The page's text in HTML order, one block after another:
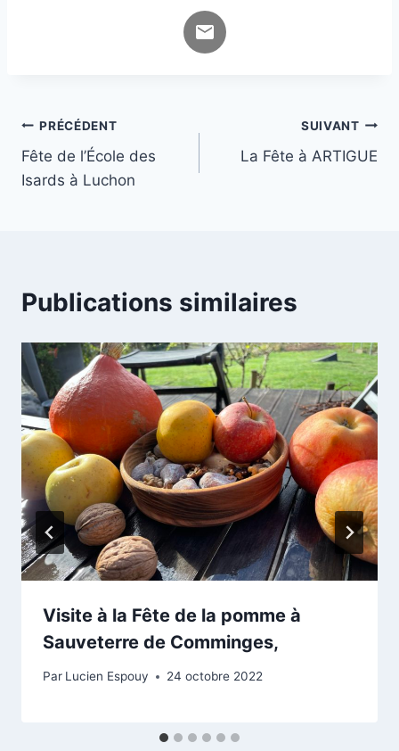
Navigation
de
PRÉCÉDENT
Fête de l’École des
Isards à Luchon
SUIVANT
La Fête à ARTIGUE
Publications similaires
Visite à la Fête de la pomme à
Sauveterre de Comminges,
Par Lucien Espouy 24 octobre 2022